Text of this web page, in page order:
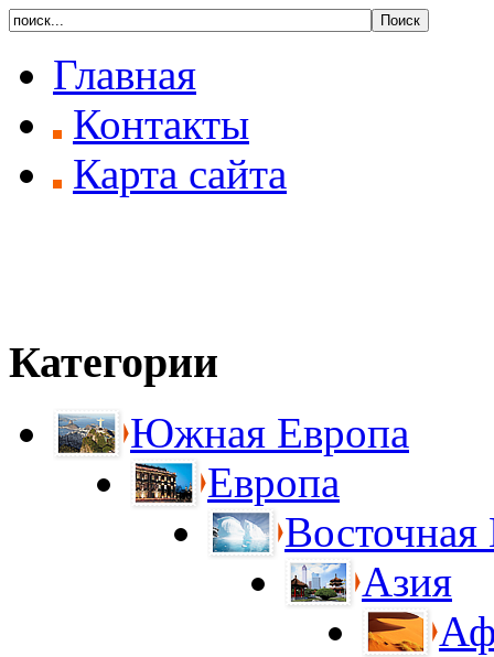
Главная
Контакты
Карта сайта
Категории
Южная Европа
Европа
Восточная
Азия